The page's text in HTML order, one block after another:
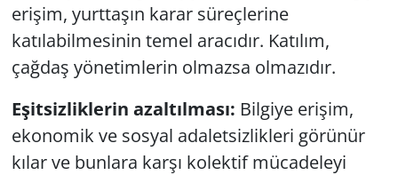
erişim, yurttaşın karar süreçlerine
katılabilmesinin temel aracıdır. Katılım,
çağdaş yönetimlerin olmazsa olmazıdır.
Eşitsizliklerin azaltılması: Bilgiye erişim,
ekonomik ve sosyal adaletsizlikleri görünür
kılar ve bunlara karşı kolektif mücadeleyi